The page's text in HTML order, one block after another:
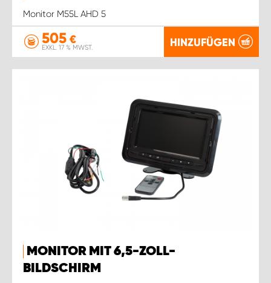
Monitor M55L AHD 5
505 €
EXKL. 17 % MWST. HINZUFÜGEN
MONITOR MIT 6,5-ZOLL-
BILDSCHIRM